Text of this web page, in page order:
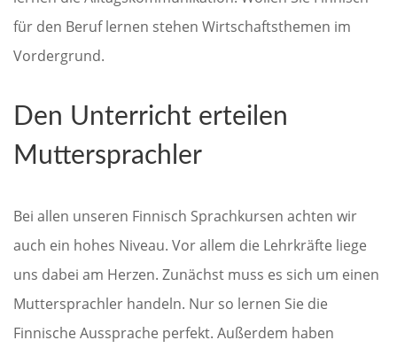
für den Beruf lernen stehen Wirtschaftsthemen im
Vordergrund.
Den Unterricht erteilen
Muttersprachler
Bei allen unseren Finnisch Sprachkursen achten wir
auch ein hohes Niveau. Vor allem die Lehrkräfte liege
uns dabei am Herzen. Zunächst muss es sich um einen
Muttersprachler handeln. Nur so lernen Sie die
Finnische Aussprache perfekt. Außerdem haben